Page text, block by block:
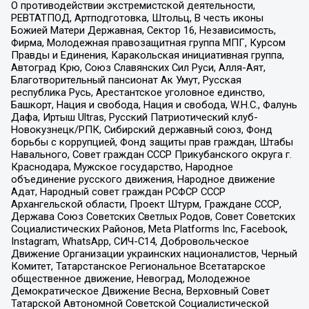
О противодействии экстремистской деятельности,
РЕВТАТПОД, Артподготовка, Штольц, В честь иконы
Божией Матери Державная, Сектор 16, Независимость,
Фирма, Молодежная правозащитная группа МПГ, Курсом
Правды и Единения, Каракольская инициативная группа,
Автоград Крю, Союз Славянских Сил Руси, Алля-Аят,
Благотворительный пансионат Ак Умут, Русская
республика Русь, Арестантское уголовное единство,
Башкорт, Нация и свобода, Нация и свобода, W.H.С., Фалунь
Дафа, Иртыш Ultras, Русский Патриотический клуб-
Новокузнецк/РПК, Сибирский державный союз, Фонд
борьбы с коррупцией, Фонд защиты прав граждан, Штабы
Навального, Совет граждан СССР Прикубанского округа г.
Краснодара, Мужское государство, Народное
объединение русского движения, Народное движение
Адат, Народный совет граждан РСФСР СССР
Архангельской области, Проект Штурм, Граждане СССР,
Держава Союз Советских Светлых Родов, Совет Советских
Социалистических Районов, Meta Platforms Inc, Facebook,
Instagram, WhatsApp, СИЧ-С14, Добровольческое
Движение Организации украинских националистов, Черный
Комитет, Татарстанское Региональное Всетатарское
общественное движение, Невоград, Молодежное
Демократическое Движение Весна, Верховный Совет
Татарской Автономной Советской Социалистической